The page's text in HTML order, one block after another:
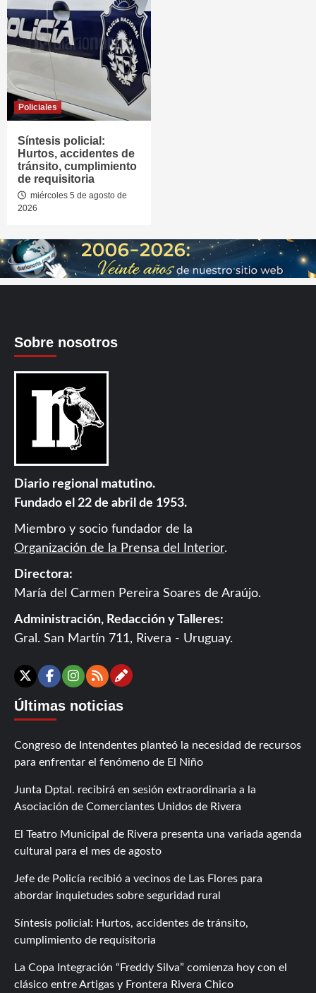
Policiales
Síntesis policial:
Hurtos, accidentes de
tránsito, cumplimiento
de requisitoria
miércoles 5 de agosto de
2026
Sobre nosotros
Diario regional matutino.
Fundado el 22 de abril de 1953.
Miembro y socio fundador de la
Organización de la Prensa del Interior.
Directora:
María del Carmen Pereira Soares de Araújo.
Administración, Redacción y Talleres:
Gral. San Martín 711, Rivera - Uruguay.
X Facebook
Instagram
RSSContáctanos
Últimas noticias
Congreso de Intendentes planteó la necesidad de recursos
para enfrentar el fenómeno de El Niño
Junta Dptal. recibirá en sesión extraordinaria a la
Asociación de Comerciantes Unidos de Rivera
El Teatro Municipal de Rivera presenta una variada agenda
cultural para el mes de agosto
Jefe de Policía recibió a vecinos de Las Flores para
abordar inquietudes sobre seguridad rural
Síntesis policial: Hurtos, accidentes de tránsito,
cumplimiento de requisitoria
La Copa Integración “Freddy Silva” comienza hoy con el
clásico entre Artigas y Frontera Rivera Chico